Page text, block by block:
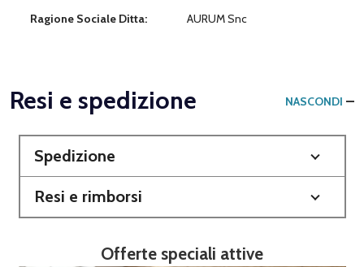
Ragione Sociale Ditta: AURUM Snc
Resi e spedizione NASCONDI
Spedizione
Resi e rimborsi
Offerte speciali attive